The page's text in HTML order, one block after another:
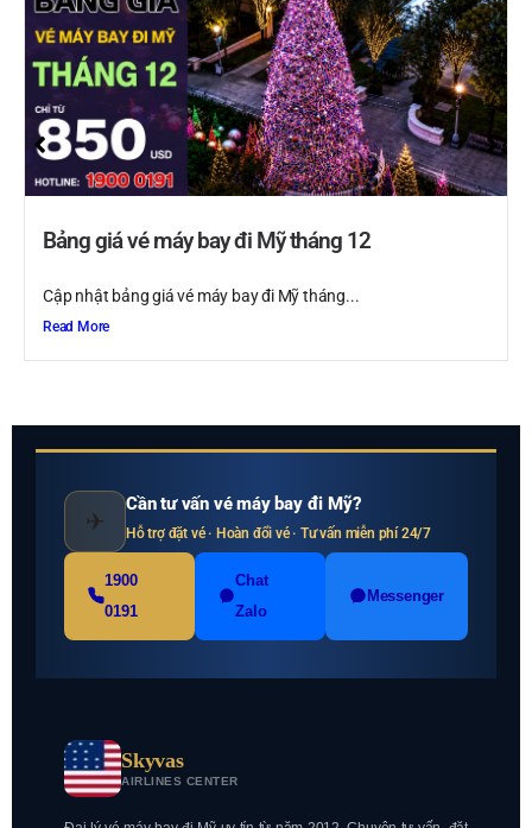
Bảng giá vé máy bay đi Mỹ tháng 12
Cập nhật bảng giá vé máy bay đi Mỹ tháng...
Read More
✈
Cần tư vấn vé máy bay đi Mỹ?
Hỗ trợ đặt vé · Hoàn đổi vé · Tư vấn miễn phí 24/7
1900
0191
Chat
Zalo
Messenger
Skyvas
AIRLINES CENTER